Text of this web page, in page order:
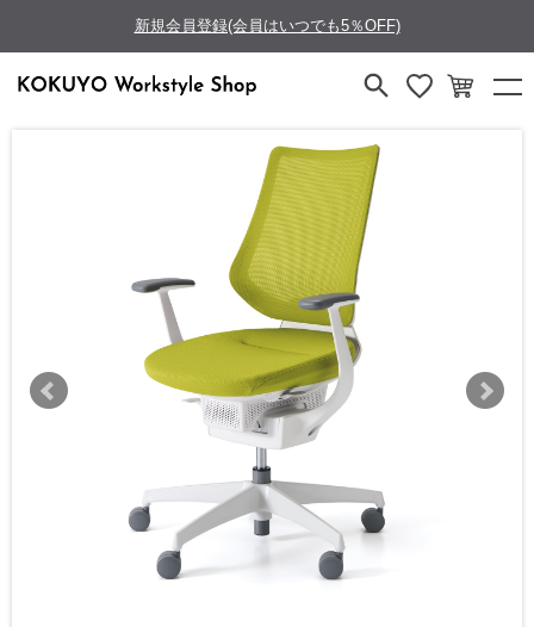
新規会員登録(会員はいつでも5％OFF)